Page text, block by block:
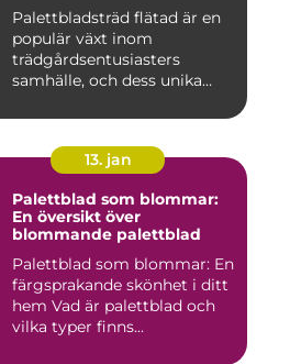
Palettbladsträd flätad är en
populär växt inom
trädgårdsentusiasters
samhälle, och dess unika
13. jan
Palettblad som blommar:
En översikt över
blommande palettblad
Palettblad som blommar: En
färgsprakande skönhet i ditt
hem Vad är palettblad och
vilka typer finns...